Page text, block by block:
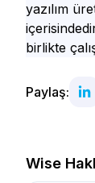
yazılım
birlikte
Paylaş:
Wise